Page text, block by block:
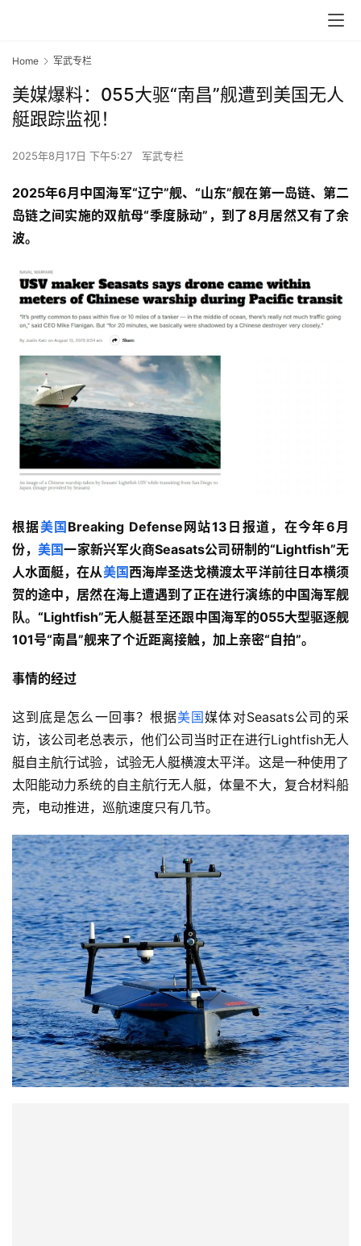
Home 军武专栏
美媒爆料：055大驱“南昌”舰遭到美国无人
艇跟踪监视！
2025年8月17日 下午5:27 军武专栏
2025年6月中国海军“辽宁”舰、“山东”舰在第一岛链、第二
岛链之间实施的双航母“季度脉动”，到了8月居然又有了余
波。
根据美国Breaking Defense网站13日报道，在今年6月
份，美国一家新兴军火商Seasats公司研制的“Lightfish”无
人水面艇，在从美国西海岸圣迭戈横渡太平洋前往日本横须
贺的途中，居然在海上遭遇到了正在进行演练的中国海军舰
队。“Lightfish”无人艇甚至还跟中国海军的055大型驱逐舰
101号“南昌”舰来了个近距离接触，加上亲密“自拍”。
事情的经过
这到底是怎么一回事？根据美国媒体对Seasats公司的采
访，该公司老总表示，他们公司当时正在进行Lightfish无人
艇自主航行试验，试验无人艇横渡太平洋。这是一种使用了
太阳能动力系统的自主航行无人艇，体量不大，复合材料船
壳，电动推进，巡航速度只有几节。